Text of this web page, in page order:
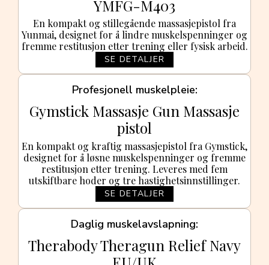
YMFG-M403
En kompakt og stillegående massasjepistol fra
Yunmai, designet for å lindre muskelspenninger og
fremme restitusjon etter trening eller fysisk arbeid.
SE DETALJER
Profesjonell muskelpleie
Gymstick Massasje Gun Massasje
pistol
En kompakt og kraftig massasjepistol fra Gymstick,
designet for å løsne muskelspenninger og fremme
restitusjon etter trening. Leveres med fem
utskiftbare hoder og tre hastighetsinnstillinger.
SE DETALJER
Daglig muskelavslapning
Therabody Theragun Relief Navy